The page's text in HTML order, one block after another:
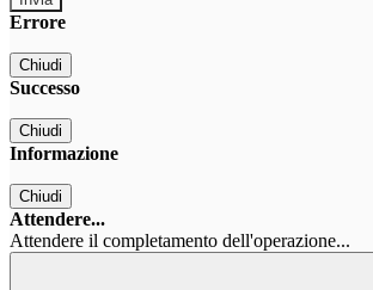
Errore
Chiudi
Successo
Chiudi
Informazione
Chiudi
Attendere...
Attendere il completamento dell'operazione...